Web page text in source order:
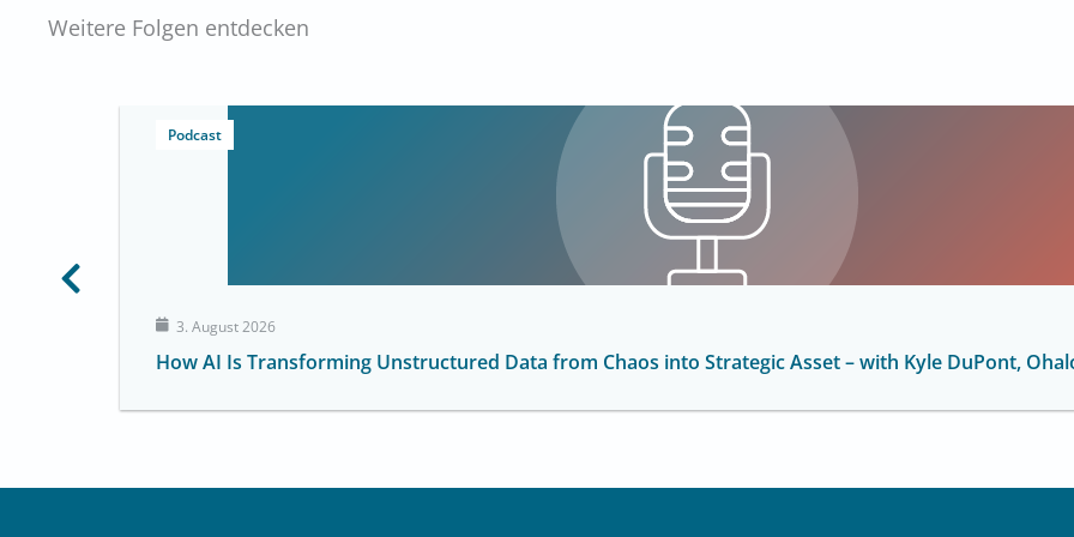
Weitere Folgen entdecken
Podcast
3. August 2026
How AI Is Transforming Unstructured Data from Chaos into Strategic Asset – with Kyle DuPont,